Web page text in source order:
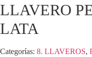
LLAVERO
LATA
Categorías: 8. LLAVEROS,